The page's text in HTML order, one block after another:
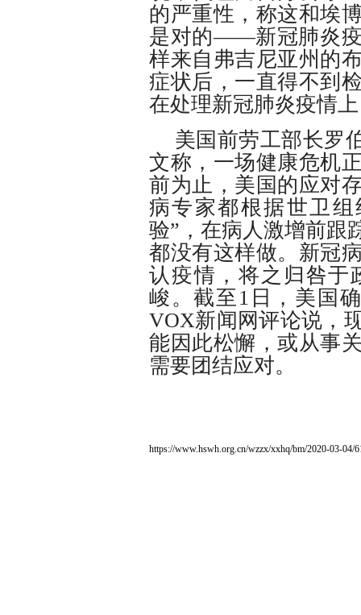
的严重性，称这和埃
是对的——新冠肺炎
样来自弗吉尼亚州的
症状后，一直得不到
在处理新冠肺炎疫情
美国前劳工部长罗
文称，一场健康危机
前为止，美国的应对
病专家都根据世卫
验”，在病人激增前跟
都没有这样做。新冠
认疫情，将之归咎于
峻。截至1日，美国
VOX新闻网评论说，
能因此松懈，或从事
需要团结应对。
https://www.hswh.org.cn/wzzx/xxhq/bm/2020-03-04/